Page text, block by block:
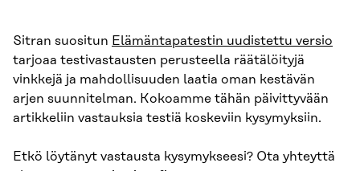
Sitran suositun Elämäntapatestin uudistettu versio
tarjoaa testivastausten perusteella räätälöityjä
vinkkejä ja mahdollisuuden laatia oman kestävän
arjen suunnitelman. Kokoamme tähän päivittyvään
artikkeliin vastauksia testiä koskeviin kysymyksiin.
Etkö löytänyt vastausta kysymykseesi? Ota yhteyttä